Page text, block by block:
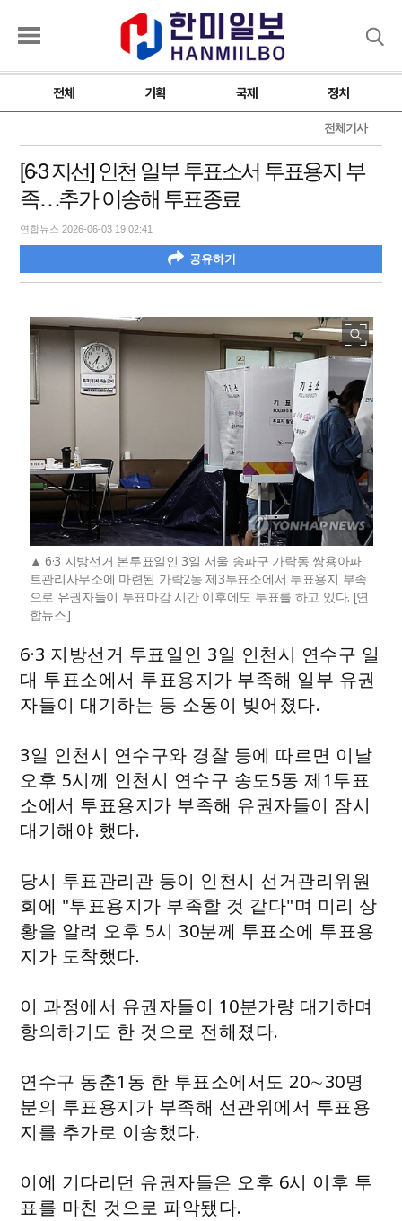
전체 기획 국제 정치
전체기사
[6·3 지선] 인천 일부 투표소서 투표용지 부
족…추가 이송해 투표종료
연합뉴스 2026-06-03 19:02:41
공유하기
6·3 지방선거 본투표일인 3일 서울 송파구 가락동 쌍용아파
트관리사무소에 마련된 가락2동 제3투표소에서 투표용지 부족
으로 유권자들이 투표마감 시간 이후에도 투표를 하고 있다. [연
합뉴스]
6·3 지방선거 투표일인 3일 인천시 연수구 일
대 투표소에서 투표용지가 부족해 일부 유권
자들이 대기하는 등 소동이 빚어졌다.
3일 인천시 연수구와 경찰 등에 따르면 이날
오후 5시께 인천시 연수구 송도5동 제1투표
소에서 투표용지가 부족해 유권자들이 잠시
대기해야 했다.
당시 투표관리관 등이 인천시 선거관리위원
회에 "투표용지가 부족할 것 같다"며 미리 상
황을 알려 오후 5시 30분께 투표소에 투표용
지가 도착했다.
이 과정에서 유권자들이 10분가량 대기하며
항의하기도 한 것으로 전해졌다.
연수구 동춘1동 한 투표소에서도 20∼30명
분의 투표용지가 부족해 선관위에서 투표용
지를 추가로 이송했다.
이에 기다리던 유권자들은 오후 6시 이후 투
표를 마친 것으로 파악됐다.